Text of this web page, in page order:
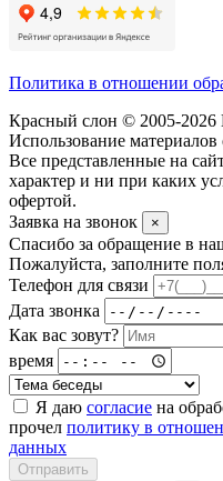
Политика в отношении
Красный слон © 2005-
Использование материалов
Все представленные на
характер и ни при каких
офертой.
Заявка на звонок
×
Спасибо за обращение в
Пожалуйста, заполните
Телефон для связи
Дата звонка
Как вас зовут?
время
Я даю согласие на
прочел политику в
данных
Отправить